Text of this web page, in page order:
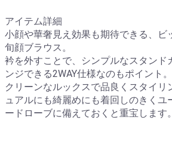
アイテム詳細
小顔や華奢見え効果も期待できる、ビ
旬顔ブラウス。
衿を外すことで、シンプルなスタンド
ンジできる2WAY仕様なのもポイント。
クリーンなルックスで品良くスタイリ
ュアルにも綺麗めにも着回しのきくユ
ードローブに備えておくと重宝します。